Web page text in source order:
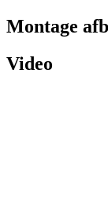
Montage
Video